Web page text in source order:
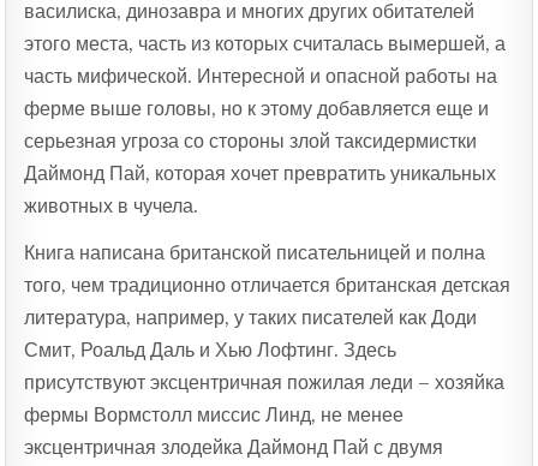
василиска, динозавра и многих других обитателей
этого места, часть из которых считалась вымершей, а
часть мифической. Интересной и опасной работы на
ферме выше головы, но к этому добавляется еще и
серьезная угроза со стороны злой таксидермистки
Даймонд Пай, которая хочет превратить уникальных
животных в чучела.
Книга написана британской писательницей и полна
того, чем традиционно отличается британская детская
литература, например, у таких писателей как Доди
Смит, Роальд Даль и Хью Лофтинг. Здесь
присутствуют эксцентричная пожилая леди – хозяйка
фермы Вормстолл миссис Линд, не менее
эксцентричная злодейка Даймонд Пай с двумя